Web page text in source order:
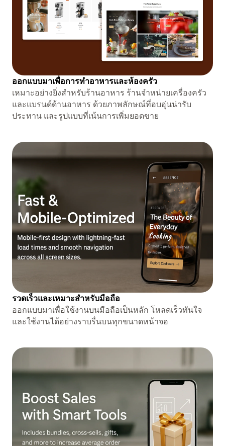
ออกแบบมาเพื่อการทำอาหารและห้องครัว
เหมาะอย่างยิ่งสำหรับร้านอาหาร ร้านจำหน่ายเครื่องครัว
และแบรนด์ด้านอาหาร ด้วยภาพลักษณ์ที่อบอุ่นน่ารับ
ประทาน และรูปแบบที่เน้นการเพิ่มยอดขาย
รวดเร็วและเหมาะสำหรับมือถือ
ออกแบบมาเพื่อใช้งานบนมือถือเป็นหลัก โหลดเร็วทันใจ
และใช้งานได้อย่างราบรื่นบนทุกขนาดหน้าจอ